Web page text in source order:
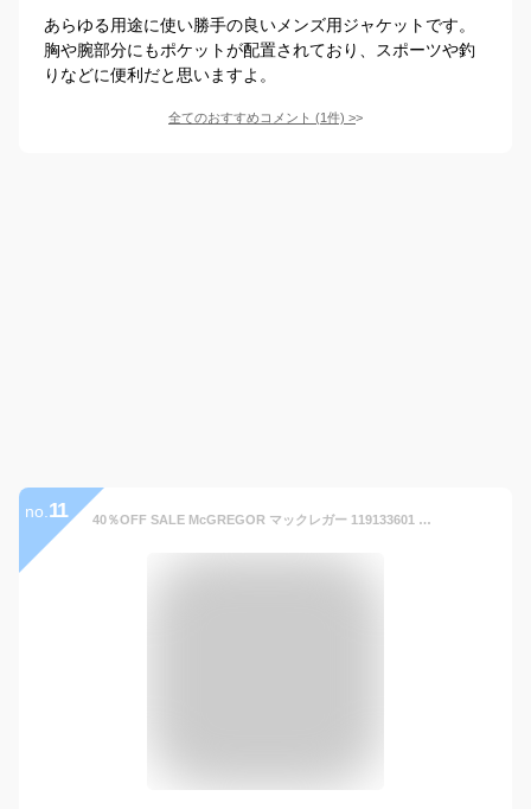
あらゆる用途に使い勝手の良いメンズ用ジャケットです。
胸や腕部分にもポケットが配置されており、スポーツや釣
りなどに便利だと思いますよ。
全てのおすすめコメント (1件) >
no. 11 40％OFF SALE McGREGOR マックレガー 119133601 フィールドジャケット デニム調素材 製品洗い加工 ジャケット 腰ポケット アメリカンカジュアル ネルシャツ